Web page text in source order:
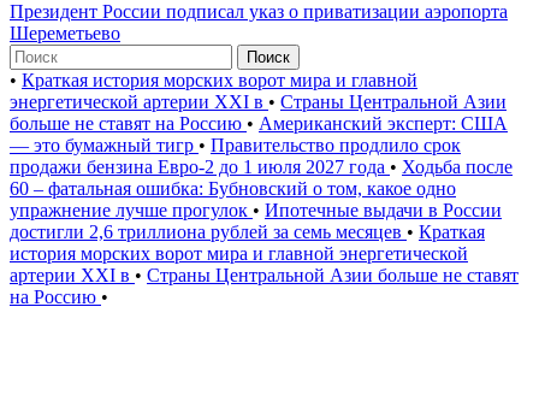
Президент России подписал указ о приватизации аэропорта
Шереметьево
Поиск
• Краткая история морских ворот мира и главной
энергетической артерии XXI в • Страны Центральной Азии
больше не ставят на Россию • Американский эксперт: США
— это бумажный тигр • Правительство продлило срок
продажи бензина Евро-2 до 1 июля 2027 года • Ходьба после
60 – фатальная ошибка: Бубновский о том, какое одно
упражнение лучше прогулок • Ипотечные выдачи в России
достигли 2,6 триллиона рублей за семь месяцев • Краткая
история морских ворот мира и главной энергетической
артерии XXI в • Страны Центральной Азии больше не ставят
на Россию •